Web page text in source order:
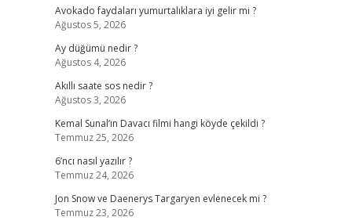
Avokado faydaları yumurtalıklara iyi gelir mi ?
Ağustos 5, 2026
Ay düğümü nedir ?
Ağustos 4, 2026
Akıllı saate sos nedir ?
Ağustos 3, 2026
Kemal Sunal’ın Davacı filmi hangi köyde çekildi ?
Temmuz 25, 2026
6’ncı nasıl yazılır ?
Temmuz 24, 2026
Jon Snow ve Daenerys Targaryen evlenecek mi ?
Temmuz 23, 2026